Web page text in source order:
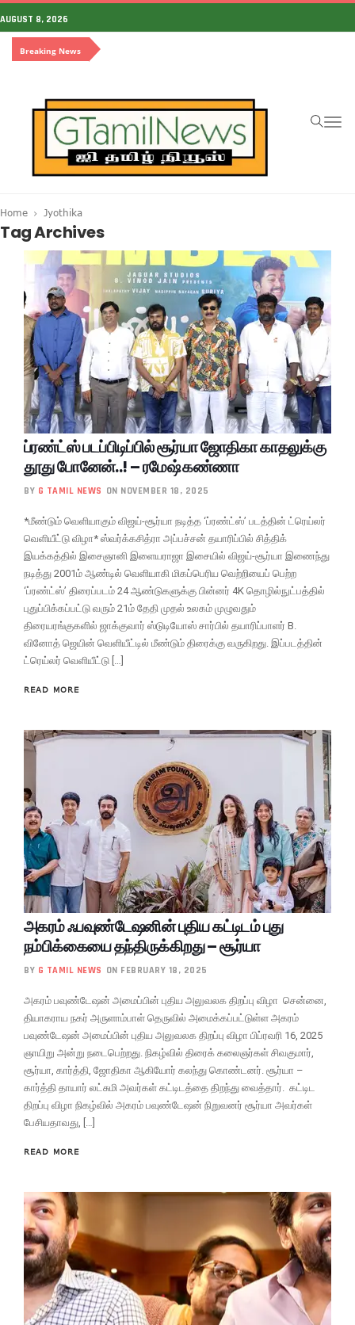
AUGUST 8, 2026
Breaking News
Home Jyothika
Tag Archives
ப்ரண்ட்ஸ் படப்பிடிப்பில் சூர்யா ஜோதிகா காதலுக்கு
தூது போனேன்..! – ரமேஷ் கண்ணா
BY G TAMIL NEWS ON NOVEMBER 18, 2025
*மீண்டும் வெளியாகும் விஜய்-சூர்யா நடித்த ‘ப்ரண்ட்ஸ்’ படத்தின் ட்ரெய்லர்
வெளியீட்டு விழா* ஸ்வர்க்கசித்ரா அப்பச்சன் தயாரிப்பில் சித்திக்
இயக்கத்தில் இசைஞானி இளையராஜா இசையில் விஜய்-சூர்யா இணைந்து
நடித்து 2001ம் ஆண்டில் வெளியாகி மிகப்பெரிய வெற்றியைப் பெற்ற
‘ப்ரண்ட்ஸ்’ திரைப்படம் 24 ஆண்டுகளுக்கு பின்னர் 4K தொழில்நுட்பத்தில்
புதுப்பிக்கப்பட்டு வரும் 21ம் தேதி முதல் உலகம் முழுவதும்
திரையரங்குகளில் ஜாக்குவார் ஸ்டுடியோஸ் சார்பில் தயாரிப்பாளர் B.
வினோத் ஜெயின் வெளியீட்டில் மீண்டும் திரைக்கு வருகிறது. இப்படத்தின்
ட்ரெய்லர் வெளியீட்டு […]
READ MORE
அகரம் ஃபவுண்டேஷனின் புதிய கட்டிடம் புது
நம்பிக்கையை தந்திருக்கிறது – சூர்யா
BY G TAMIL NEWS ON FEBRUARY 18, 2025
அகரம் பவுண்டேஷன் அமைப்பின் புதிய அலுவலக திறப்பு விழா சென்னை,
தியாகராய நகர் அருளாம்பாள் தெருவில் அமைக்கப்பட்டுள்ள அகரம்
பவுண்டேஷன் அமைப்பின் புதிய அலுவலக திறப்பு விழா பிப்ரவரி 16, 2025
ஞாயிறு அன்று நடைபெற்றது. நிகழ்வில் திரைக் கலைஞர்கள் சிவகுமார்,
சூர்யா, கார்த்தி, ஜோதிகா ஆகியோர் கலந்து கொண்டனர். சூர்யா –
கார்த்தி தாயார் லட்சுமி அவர்கள் கட்டிடத்தை திறந்து வைத்தார். கட்டிட
திறப்பு விழா நிகழ்வில் அகரம் பவுண்டேஷன் நிறுவனர் சூர்யா அவர்கள்
பேசியதாவது, […]
READ MORE